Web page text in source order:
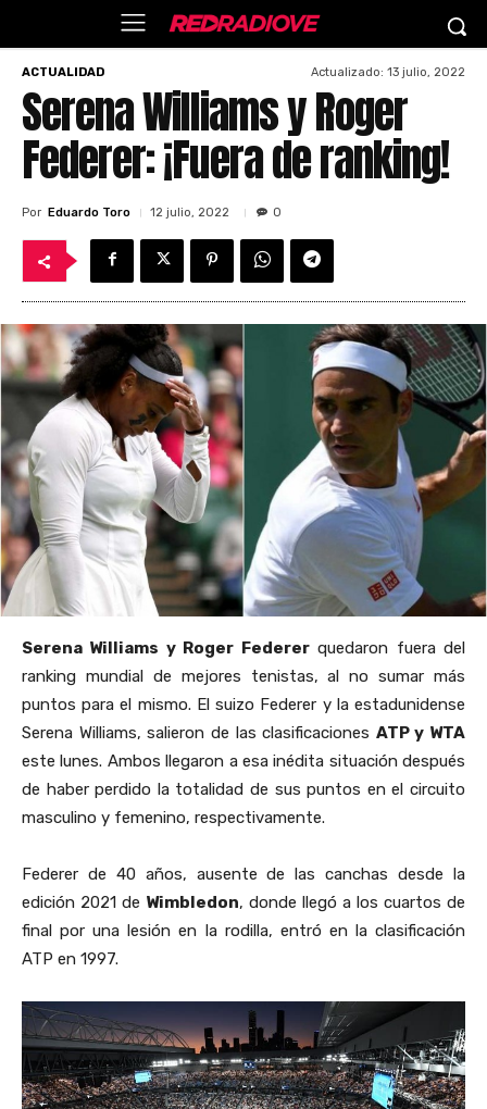
ACTUALIDAD Actualizado: 13 julio, 2022
Serena Williams y Roger
Federer: ¡Fuera de ranking!
Por Eduardo Toro 12 julio, 2022 0
Serena Williams y Roger Federerquedaron fuera del
ranking mundial de mejores tenistas, al no sumar más
puntos para el mismo. El suizo Federer y la estadunidense
Serena Williams, salieron de las clasificaciones ATP y WTA
este lunes. Ambos llegaron a esa inédita situación después
de haber perdido la totalidad de sus puntos en el circuito
masculino y femenino, respectivamente.
Federer de 40 años, ausente de las canchas desde la
edición 2021 de Wimbledon, donde llegó a los cuartos de
final por una lesión en la rodilla, entró en la clasificación
ATP en 1997.